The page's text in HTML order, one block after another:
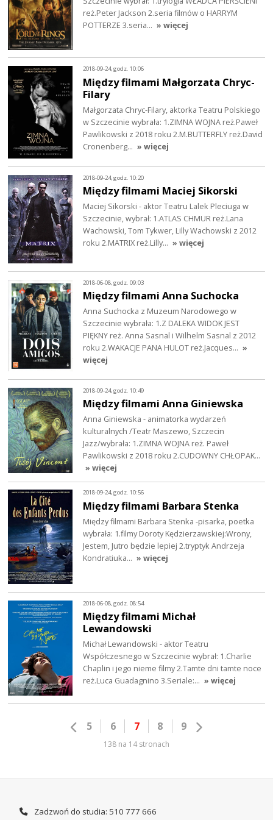
reż.Peter Jackson 2.seria filmów o HARRYM
POTTERZE 3.seria… » więcej
2018-09-24, godz. 10:06
Między filmami Małgorzata Chryc-
Filary
Małgorzata Chryc-Filary, aktorka Teatru Polskiego
w Szczecinie wybrała: 1.ZIMNA WOJNA reż.Paweł
Pawlikowski z 2018 roku 2.M.BUTTERFLY reż.David
Cronenberg… » więcej
2018-09-24, godz. 10:20
Między filmami Maciej Sikorski
Maciej Sikorski - aktor Teatru Lalek Pleciuga w
Szczecinie, wybrał: 1.ATLAS CHMUR reż.Lana
Wachowski, Tom Tykwer, Lilly Wachowski z 2012
roku 2.MATRIX reż.Lilly… » więcej
2018-06-08, godz. 09:03
Między filmami Anna Suchocka
Anna Suchocka z Muzeum Narodowego w
Szczecinie wybrała: 1.Z DALEKA WIDOK JEST
PIĘKNY reż. Anna Sasnal i Wilhelm Sasnal z 2012
roku 2.WAKACJE PANA HULOT reż.Jacques… »
więcej
2018-09-24, godz. 10:49
Między filmami Anna Giniewska
Anna Giniewska - animatorka wydarzeń
kulturalnych /Teatr Maszewo, Szczecin
Jazz/wybrała: 1.ZIMNA WOJNA reż. Paweł
Pawlikowski z 2018 roku 2.CUDOWNY CHŁOPAK…
» więcej
2018-09-24, godz. 10:56
Między filmami Barbara Stenka
Między filmami Barbara Stenka -pisarka, poetka
wybrała: 1.filmy Doroty Kędzierzawskiej:Wrony,
Jestem, Jutro będzie lepiej 2.tryptyk Andrzeja
Kondratiuka… » więcej
2018-06-08, godz. 08:54
Między filmami Michał
Lewandowski
Michał Lewandowski - aktor Teatru
Współczesnego w Szczecinie wybrał: 1.Charlie
Chaplin i jego nieme filmy 2.Tamte dni tamte noce
reż.Luca Guadagnino 3.Seriale:… » więcej
5 6 7 8 9
138 na 14 stronach
Zadzwoń do studia: 510 777 666